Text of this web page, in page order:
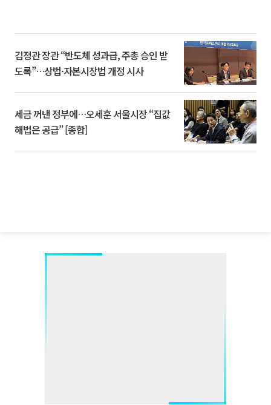
김정관 장관 “반도체 성과급, 주총 승인 받
도록”…상법·자본시장법 개정 시사
세금 꺼낸 정부에…오세훈 서울시장 “집값
해법은 공급” [종합]